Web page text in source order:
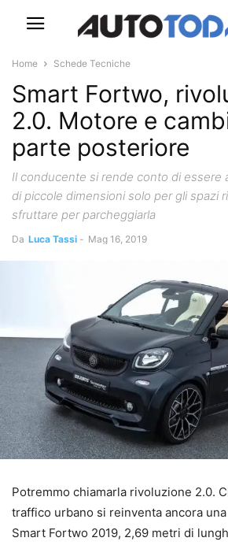
Home Schede Tecniche
Smart Fortwo,
2.0. Motore e
parte posteriore
Il conducente si rende conto di essere
di piccole dimensioni solo per gli spazi
sfruttare per parcheggiarla
Da Luca Tassi - Mag 16, 2019
Potremmo chiamarla rivoluzione 2.0.
traffico urbano si reinventa ancora
Smart Fortwo 2019, 2,69 metri di